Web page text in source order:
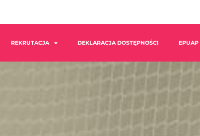
REKRUTACJA DEKLARACJA DOSTĘPNOŚCI EPUAP